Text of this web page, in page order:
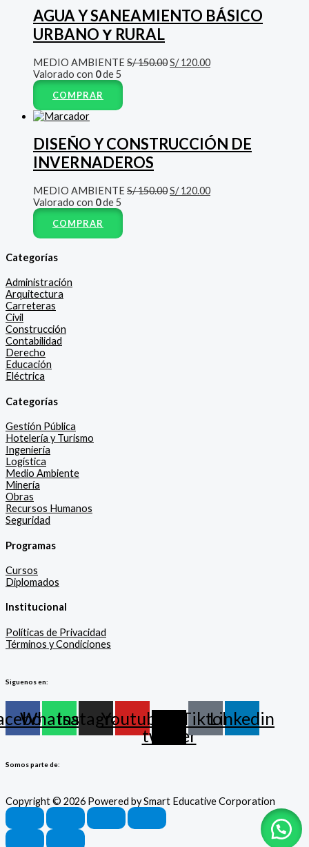
AGUA Y SANEAMIENTO BÁSICO
URBANO Υ RURAL
MEDIO AMBIENTE S/150.00S/120.00
Valorado con 0de 5
COMPRAR
DISEÑO Y CONSTRUCCIÓN DE
INVERNADEROS
MEDIO AMBIENTE S/150.00S/120.00
Valorado con 0de 5
COMPRAR
Categorías
Administración
Arquitectura
Carreteras
Civil
Construcción
Contabilidad
Derecho
Educación
Eléctrica
Categorías
Gestión Pública
Hotelería y Turismo
Ingeniería
Logística
Medio Ambiente
Minería
Obras
Recursos Humanos
Seguridad
Programas
Cursos
Diplomados
Institucional
Políticas de Privacidad
Términos y Condiciones
Siguenos en:
Whatsapp
Instagram
Youtube
twitter
TiktokLinkedin
Somos parte de:
Copyright © 2026 Powered by Smart Educative Corporation